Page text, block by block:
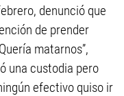
denunció que
de prender
matarnos”,
una custodia pero
efectivo quiso ir